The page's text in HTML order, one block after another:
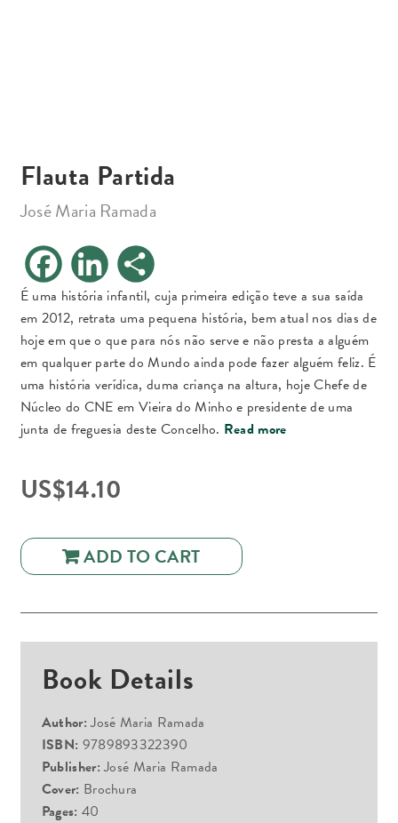
Flauta Partida
José Maria Ramada
e
b
o
o
k
k
e
d
I
n
r
e
É uma história infantil, cuja primeira edição teve a sua saída
em 2012, retrata uma pequena história, bem atual nos dias de
hoje em que o que para nós não serve e não presta a alguém
em qualquer parte do Mundo ainda pode fazer alguém feliz. É
uma história verídica, duma criança na altura, hoje Chefe de
Núcleo do CNE em Vieira do Minho e presidente de uma
junta de freguesia deste Concelho. Read more
US$14.10
ADD TO CART
Book Details
Author:José Maria Ramada
ISBN: 9789893322390
Publisher:José Maria Ramada
Cover: Brochura
Pages: 40